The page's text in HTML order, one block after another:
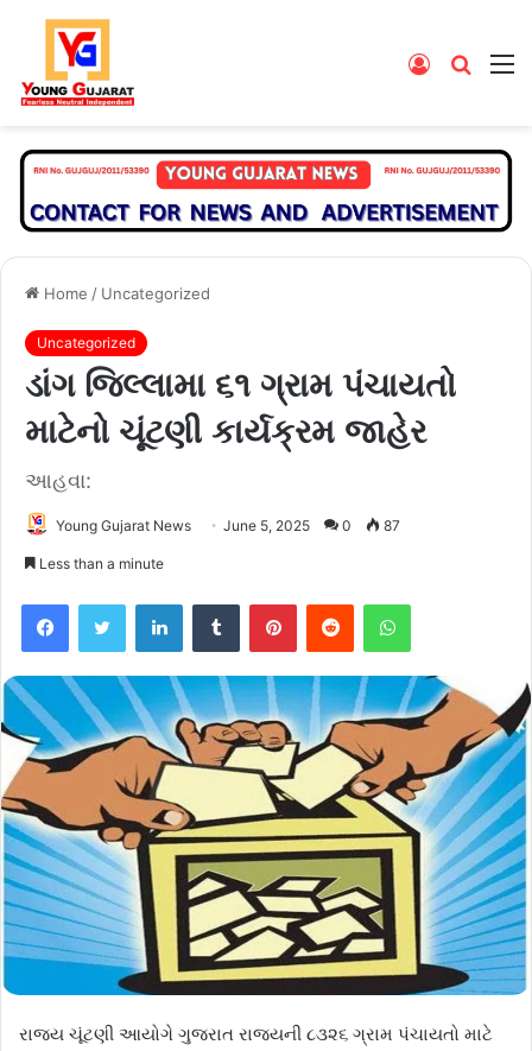
Search
Log
Home / Uncategorized
Uncategorized
ડાંગ જિલ્લામા ૬૧ ગ્રામ પંચાયતો
માટેનો ચૂંટણી કાર્યક્રમ જાહેર
આહવા:
Young Gujarat News June 5, 2025 0 87
Less than a minute
FacebookTwitter LinkedInTumblr PinterestReddit WhatsApp
રાજ્ય ચૂંટણી આયોગે ગુજરાત રાજ્યની ૮૩૨૬ ગ્રામ પંચાયતો માટે